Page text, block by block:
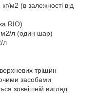
м2 (в залежності від
RIO)
л (один шар)
л
тріщин
засобами
зовнішній вигляд